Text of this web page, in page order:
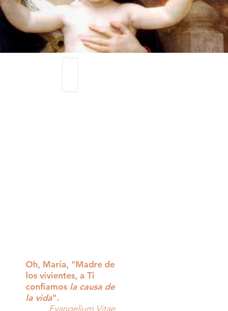
Oh, María, "Madre de
los vivientes, a Ti
confiamos la causa de
la vida".
Evangelium Vitae